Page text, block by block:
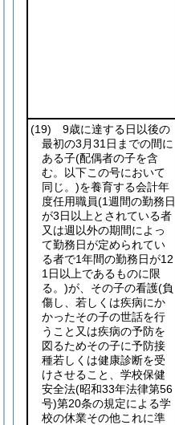
(19) 9歳に達する日以後の
最初の3月31日までの間に
ある子(配偶者の子を含
む。以下この号において
同じ。)を養育する会計年
度任用職員(1週間の勤務日
が3日以上とされている者
又は週以外の期間によっ
て勤務日が定められてい
る者で1年間の勤務日が12
1日以上であるものに限
る。)が、その子の看護(負
傷し、若しくは疾病にか
かったその子の世話を行
うこと又は疾病の予防を
図るためその子に予防接
種若しくは健康診断を受
けさせること、学校保健
安全法(昭和33年法律第56
号)第20条の規定による学
校の休業その他これに準